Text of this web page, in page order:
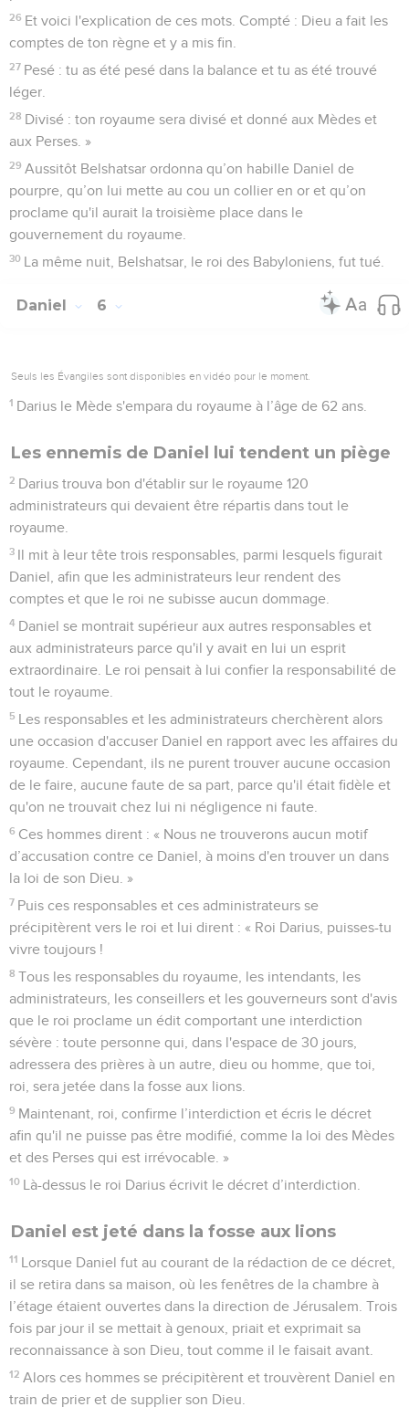
26 Et voici l'explication de ces mots. Compté : Dieu a fait les
comptes de ton règne et y a mis fin.
27 Pesé : tu as été pesé dans la balance et tu as été trouvé
léger.
28 Divisé : ton royaume sera divisé et donné aux Mèdes et
aux Perses. »
29 Aussitôt Belshatsar ordonna qu’on habille Daniel de
pourpre, qu’on lui mette au cou un collier en or et qu’on
proclame qu'il aurait la troisième place dans le
gouvernement du royaume.
30 La même nuit, Belshatsar, le roi des Babyloniens, fut tué.
Daniel 6
Seuls les Évangiles sont disponibles en vidéo pour le moment.
1 Darius le Mède s'empara du royaume à l’âge de 62 ans.
Les ennemis de Daniel lui tendent un piège
2 Darius trouva bon d'établir sur le royaume 120
administrateurs qui devaient être répartis dans tout le
royaume.
3 Il mit à leur tête trois responsables, parmi lesquels figurait
Daniel, afin que les administrateurs leur rendent des
comptes et que le roi ne subisse aucun dommage.
4 Daniel se montrait supérieur aux autres responsables et
aux administrateurs parce qu'il y avait en lui un esprit
extraordinaire. Le roi pensait à lui confier la responsabilité de
tout le royaume.
5 Les responsables et les administrateurs cherchèrent alors
une occasion d'accuser Daniel en rapport avec les affaires du
royaume. Cependant, ils ne purent trouver aucune occasion
de le faire, aucune faute de sa part, parce qu'il était fidèle et
qu'on ne trouvait chez lui ni négligence ni faute.
6 Ces hommes dirent : « Nous ne trouverons aucun motif
d’accusation contre ce Daniel, à moins d'en trouver un dans
la loi de son Dieu. »
7 Puis ces responsables et ces administrateurs se
précipitèrent vers le roi et lui dirent : « Roi Darius, puisses-tu
vivre toujours !
8 Tous les responsables du royaume, les intendants, les
administrateurs, les conseillers et les gouverneurs sont d'avis
que le roi proclame un édit comportant une interdiction
sévère : toute personne qui, dans l'espace de 30 jours,
adressera des prières à un autre, dieu ou homme, que toi,
roi, sera jetée dans la fosse aux lions.
9 Maintenant, roi, confirme l’interdiction et écris le décret
afin qu'il ne puisse pas être modifié, comme la loi des Mèdes
et des Perses qui est irrévocable. »
10 Là-dessus le roi Darius écrivit le décret d’interdiction.
Daniel est jeté dans la fosse aux lions
11 Lorsque Daniel fut au courant de la rédaction de ce décret,
il se retira dans sa maison, où les fenêtres de la chambre à
l’étage étaient ouvertes dans la direction de Jérusalem. Trois
fois par jour il se mettait à genoux, priait et exprimait sa
reconnaissance à son Dieu, tout comme il le faisait avant.
12 Alors ces hommes se précipitèrent et trouvèrent Daniel en
train de prier et de supplier son Dieu.